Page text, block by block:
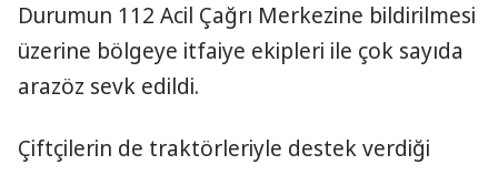
Durumun 112 Acil Çağrı Merkezine bildirilmesi
üzerine bölgeye itfaiye ekipleri ile çok sayıda
arazöz sevk edildi.
Çiftçilerin de traktörleriyle destek verdiği